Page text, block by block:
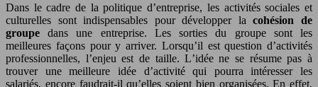
Dans le cadre de la politique d’entreprise, les activités sociales et
culturelles sont indispensables pour développer lacohésion de
groupe dans une entreprise. Les sorties du groupe sont les
meilleures façons pour y arriver. Lorsqu’il est question d’activités
professionnelles, l’enjeu est de taille. L’idée ne se résume pas à
trouver une meilleure idée d’activité qui pourra intéresser les
salariés, encore faudrait-il qu’elles soient bien organisées. En effet,